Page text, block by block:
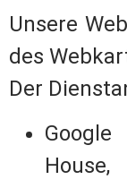
Unsere
des
Der